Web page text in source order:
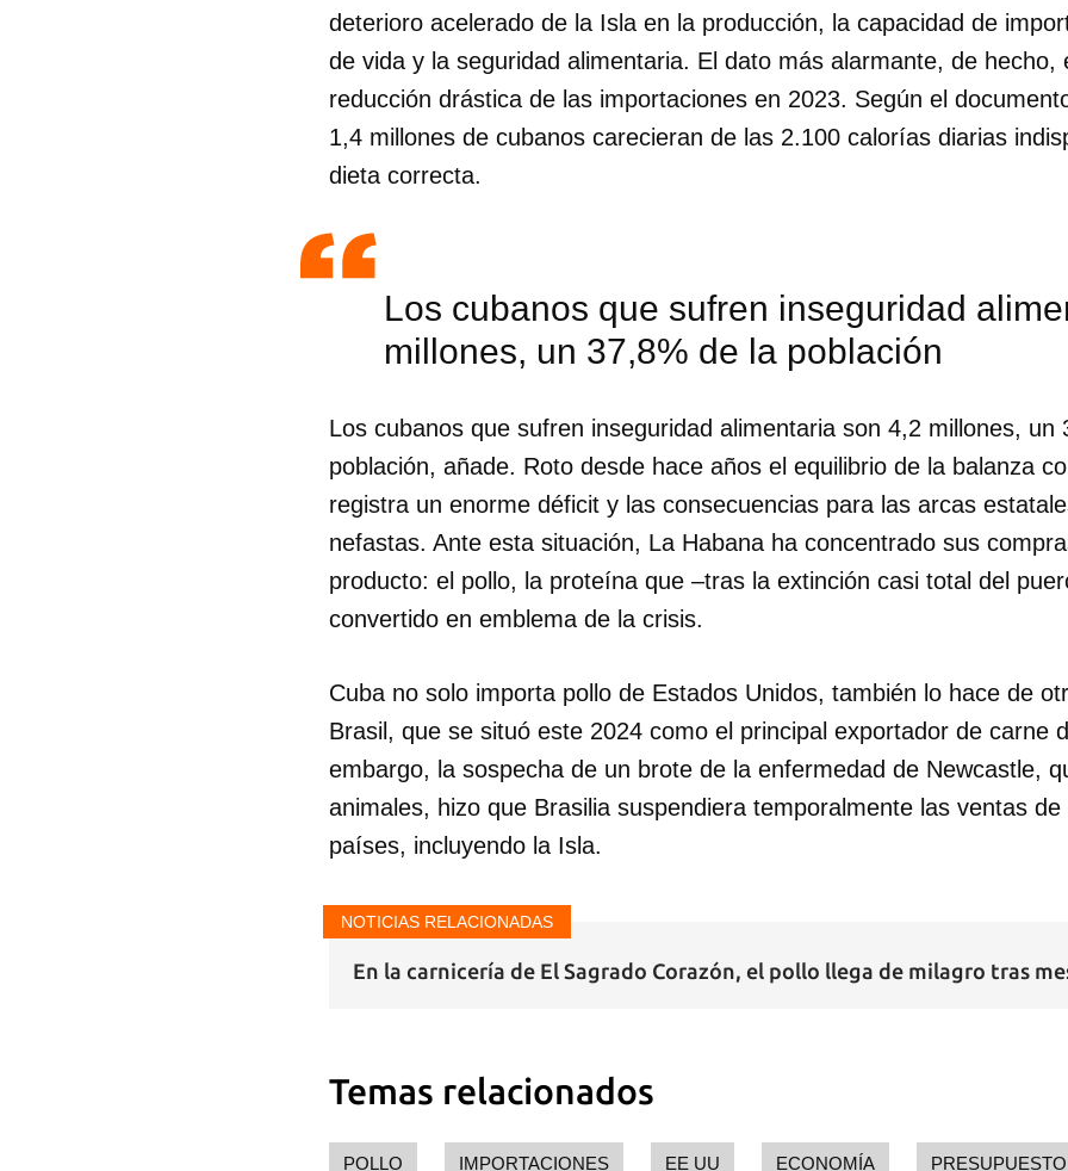
deterioro acelerado de la Isla en la producción, la capacidad de
de vida y la seguridad alimentaria. El dato más alarmante, de hecho,
reducción drástica de las importaciones en 2023. Según el
1,4 millones de cubanos carecieran de las 2.100 calorías diarias
dieta correcta.
Los cubanos que sufren inseguridad
millones, un 37,8% de la población
Los cubanos que sufren inseguridad alimentaria son 4,2 millones, un
población, añade. Roto desde hace años el equilibrio de la balanza
registra un enorme déficit y las consecuencias para las arcas
nefastas. Ante esta situación, La Habana ha concentrado sus
producto: el pollo, la proteína que –tras la extinción casi total del
convertido en emblema de la crisis.
Cuba no solo importa pollo de Estados Unidos, también lo hace de
Brasil, que se situó este 2024 como el principal exportador de carne
embargo, la sospecha de un brote de la enfermedad de Newcastle,
animales, hizo que Brasilia suspendiera temporalmente las ventas
países, incluyendo la Isla.
NOTICIAS RELACIONADAS
En la carnicería de El Sagrado Corazón, el pollo llega de milagro tras
Temas relacionados
POLLO IMPORTACIONES EE UU ECONOMÍA